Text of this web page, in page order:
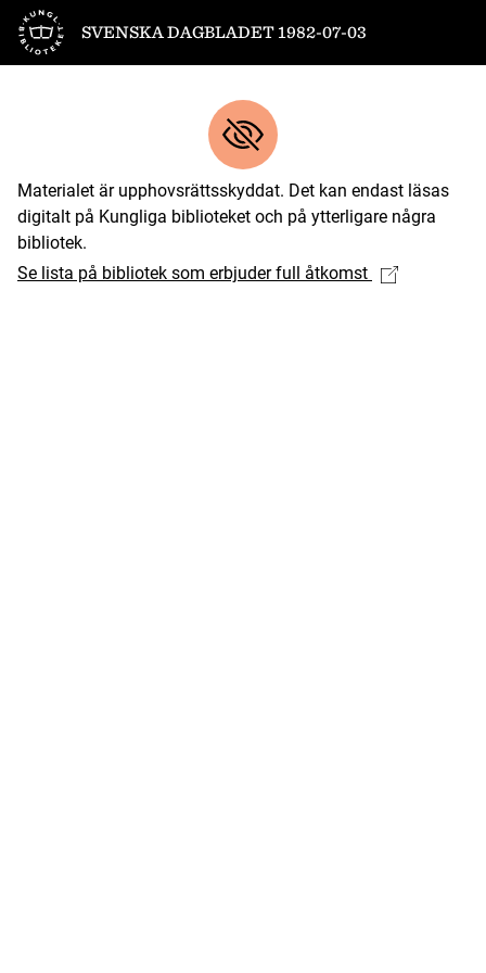
Till startsidan
SVENSKA DAGBLADET 1982-07-03
Materialet är upphovsrättsskyddat. Det kan endast läsas
digitalt på Kungliga biblioteket och på ytterligare några
bibliotek.
Se lista på bibliotek som erbjuder full åtkomst